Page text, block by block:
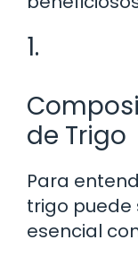
1.
de Trigo
Para
trigo puede
esencial